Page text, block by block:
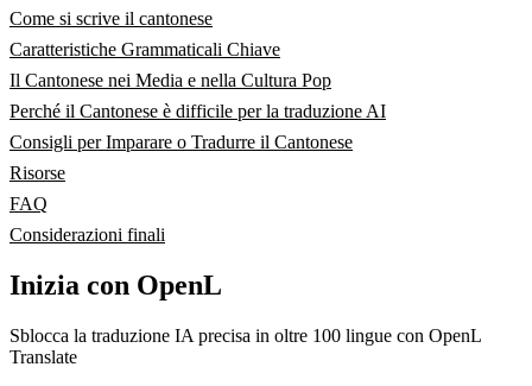
Come si scrive il cantonese
Caratteristiche Grammaticali Chiave
Il Cantonese nei Media e nella Cultura Pop
Perché il Cantonese è difficile per la traduzione AI
Consigli per Imparare o Tradurre il Cantonese
Risorse
FAQ
Considerazioni finali
Inizia con OpenL
Sblocca la traduzione IA precisa in oltre 100 lingue con OpenL
Translate